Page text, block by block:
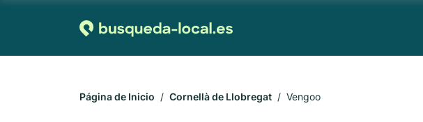
Página de Inicio Cornellà de Llobregat Vengoo